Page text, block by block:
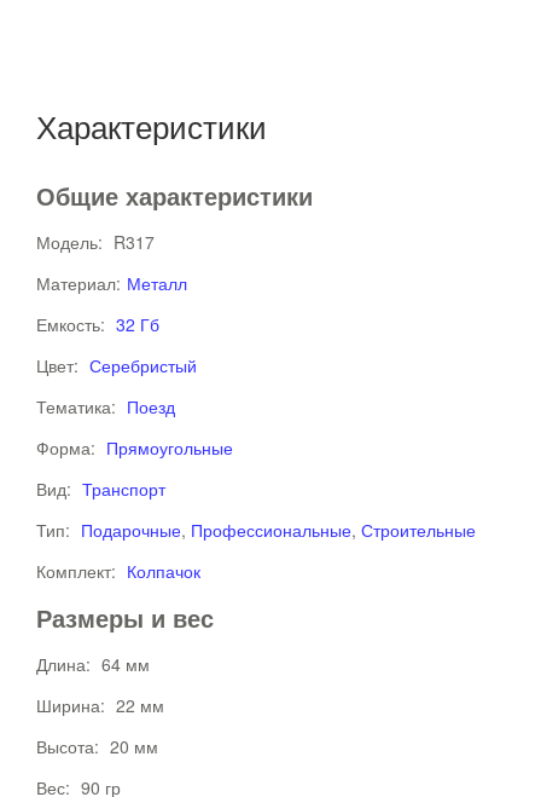
Характеристики
Общие характеристики
Модель: R317
Материал: Металл
Емкость: 32 Гб
Цвет: Серебристый
Тематика: Поезд
Форма: Прямоугольные
Вид: Транспорт
Тип: Подарочные, Профессиональные, Строительные
Комплект: Колпачок
Размеры и вес
Длина: 64 мм
Ширина: 22 мм
Высота: 20 мм
Вес: 90 гр